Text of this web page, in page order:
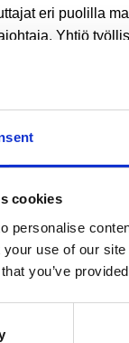
cookies
personalise
your use of our
you’ve
eri puolilla
Yhtiö
eriä
OMX Helsinki Oy